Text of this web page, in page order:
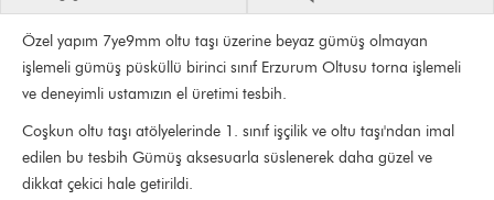
Özel yapım 7ye9mm oltu taşı üzerine beyaz gümüş olmayan
işlemeli gümüş püsküllü birinci sınıf Erzurum Oltusu torna işlemeli
ve deneyimli ustamızın el üretimi tesbih.
Coşkun oltu taşı atölyelerinde 1. sınıf işçilik ve oltu taşı'ndan imal
edilen bu tesbih Gümüş aksesuarla süslenerek daha güzel ve
dikkat çekici hale getirildi.